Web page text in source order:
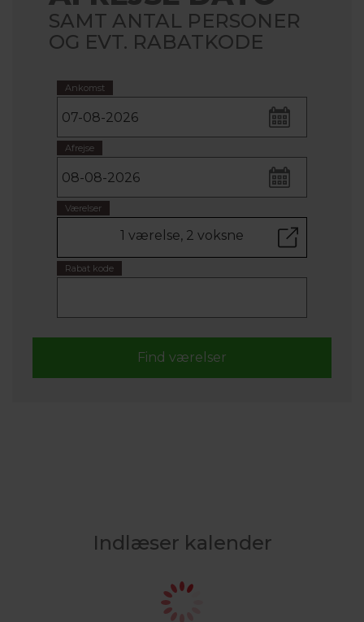
SAMT ANTAL PERSONER
OG EVT. RABATKODE
Ankomst
Afrejse
Værelser
1 værelse, 2 voksne
Rabat kode
Indlæser kalender